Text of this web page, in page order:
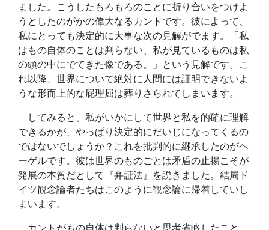
ました。こうしたもろもろのことに折り合いをつけよ
うとしたのがかの偉大なるカントです。彼によって、
私にとっても決定的に大事な次の見解がでます。「私
はもの自体のことは判らない、私が見ているものは私
の頭の中にでてきた像である。」という見解です。こ
れ以降、世界について絶対に人間には証明できないよ
うな形而上的な屁理屈は葬りさられてしまいます。
してみると、私がいかにして世界と私を的確に理解
できるかが、やっぱり決定的にだいじになってくるの
ではないでしょうか？これを批判的に継承したのがヘ
ーゲルです。彼は世界のものごとは矛盾の止揚こそが
発展の本質だとして『弁証法』を説きました。結局ド
イツ観念論者たちはこのように観念論に帰着していし
まいます。